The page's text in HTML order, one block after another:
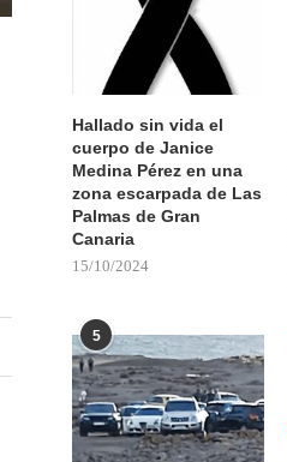
Hallado sin vida el
cuerpo de Janice
Medina Pérez en una
zona escarpada de Las
Palmas de Gran
Canaria
15/10/2024
5